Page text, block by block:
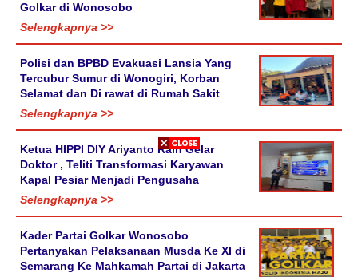
Golkar di Wonosobo
Selengkapnya >>
Polisi dan BPBD Evakuasi Lansia Yang
Tercubur Sumur di Wonogiri, Korban
Selamat dan Di rawat di Rumah Sakit
Selengkapnya >>
Ketua HIPPI DIY Ariyanto Raih Gelar
Doktor , Teliti Transformasi Karyawan
Kapal Pesiar Menjadi Pengusaha
Selengkapnya >>
Kader Partai Golkar Wonosobo
Pertanyakan Pelaksanaan Musda Ke XI di
Semarang Ke Mahkamah Partai di Jakarta